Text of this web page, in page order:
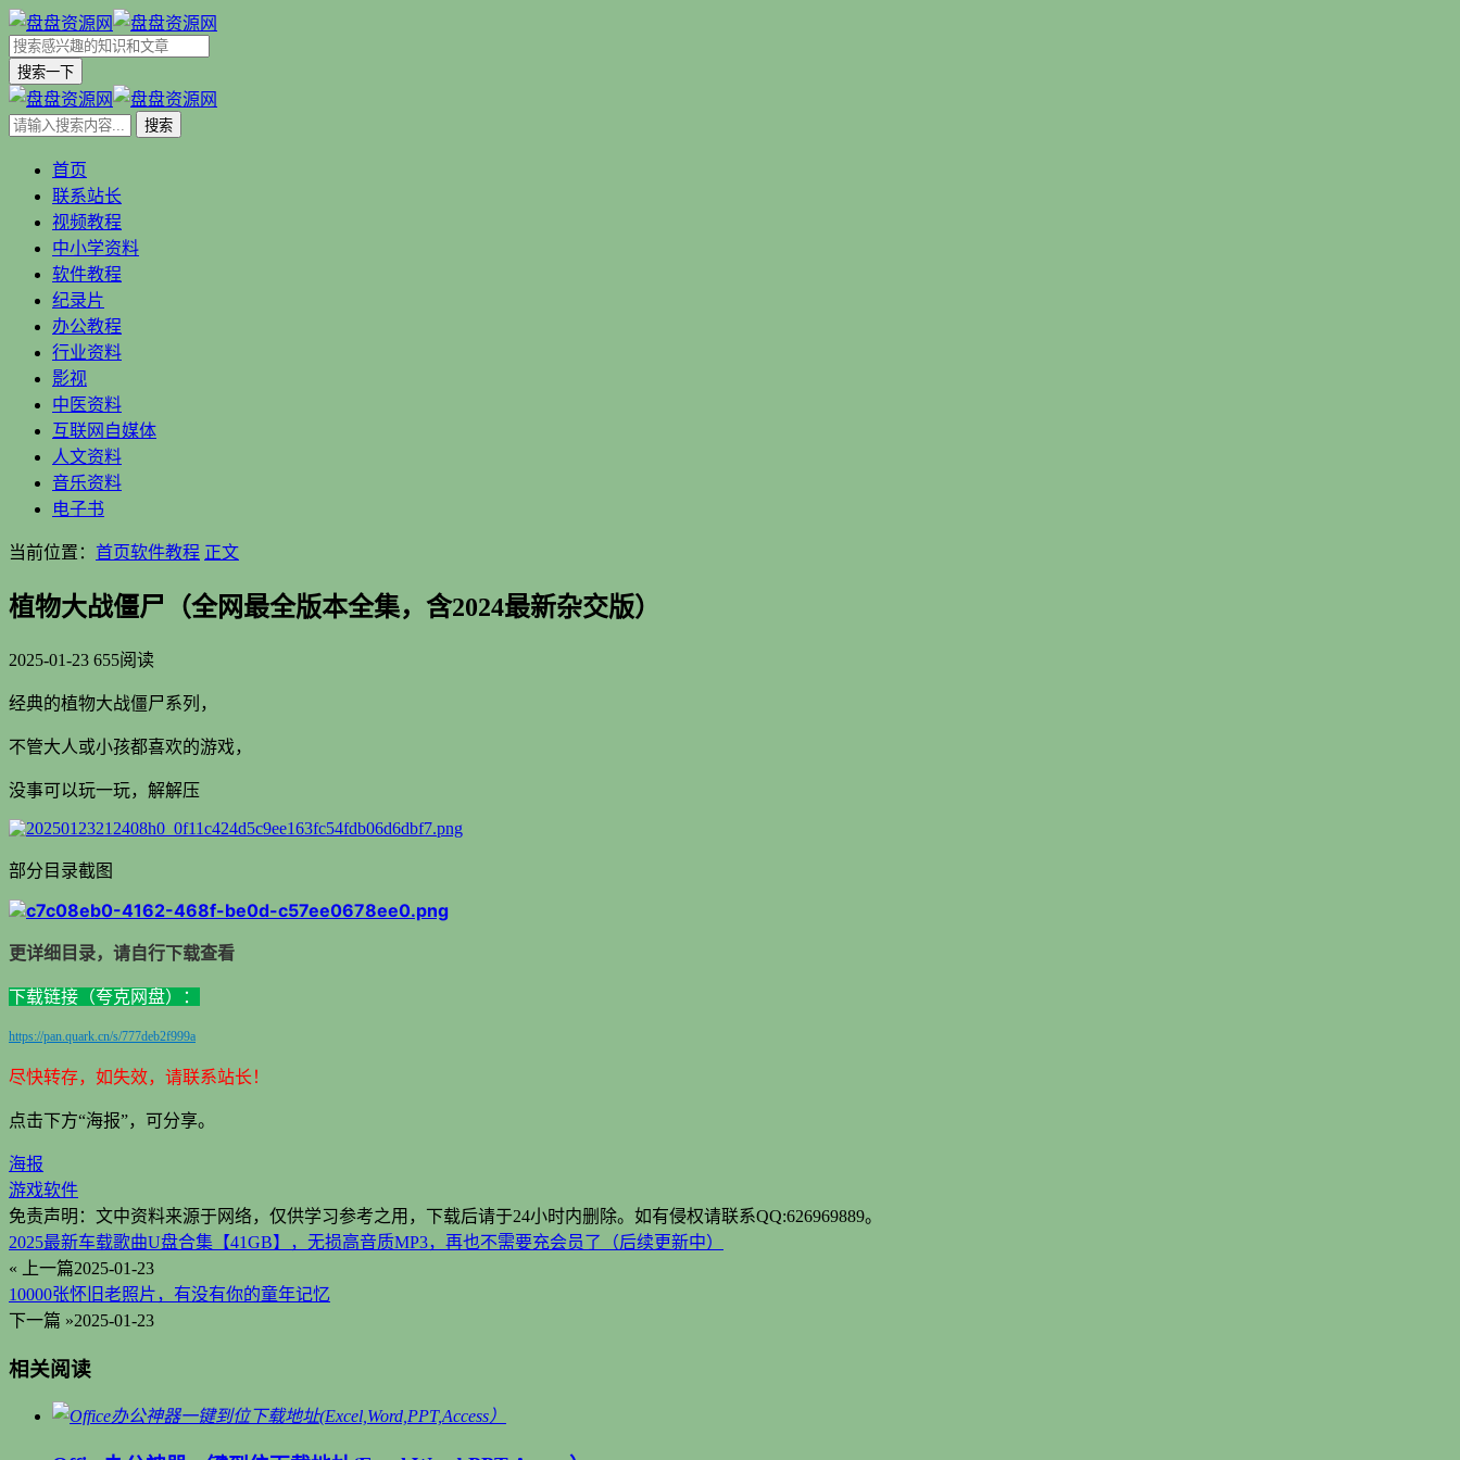
搜索一下
首页
联系站长
视频教程
中小学资料
软件教程
纪录片
办公教程
行业资料
影视
中医资料
互联网自媒体
人文资料
音乐资料
电子书
当前位置： 首页软件教程 正文
植物大战僵尸（全网最全版本全集，含2024最新杂交版）
2025-01-23 655阅读
经典的植物大战僵尸系列，
不管大人或小孩都喜欢的游戏，
没事可以玩一玩，解解压
部分目录截图
更详细目录，请自行下载查看
下载链接（夸克网盘）：
https://pan.quark.cn/s/777deb2f999a
尽快转存，如失效，请联系站长！
点击下方“海报”，可分享。
海报
游戏软件
免责声明：文中资料来源于网络，仅供学习参考之用，下载后请于24小时内删除。如有侵权请联系QQ:626969889。
2025最新车载歌曲U盘合集【41GB】，无损高音质MP3，再也不需要充会员了（后续更新中）
« 上一篇2025-01-23
10000张怀旧老照片，有没有你的童年记忆
下一篇 »2025-01-23
相关阅读